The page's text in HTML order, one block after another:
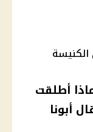
أطلقت
أبونا